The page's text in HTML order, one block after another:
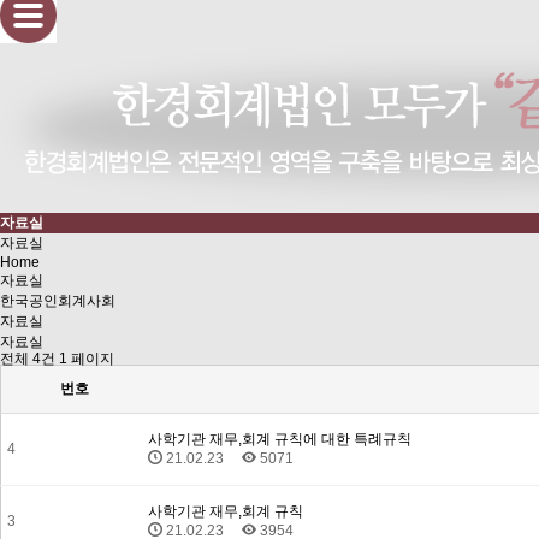
자료실
자료실
Home
자료실
한국공인회계사회
자료실
자료실
전체 4건 1 페이지
번호
4
사학기관 재무,회계 규칙에 대한 특례규칙
21.02.23
5071
3
사학기관 재무,회계 규칙
21.02.23
3954